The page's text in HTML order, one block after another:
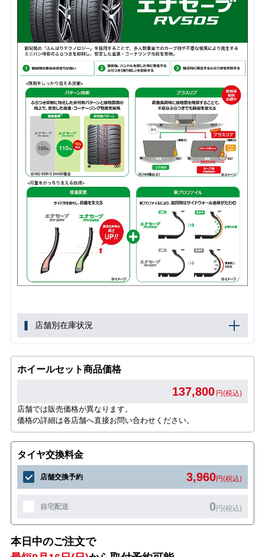
店舗別在庫状況
ホイールセット商品価格
137,800 円(税込)
店舗では販売価格が異なります。
価格の詳細は各店舗へ直接お問い合わせください。
タイヤ交換料金
店舗交換予約 3,960円(税込)
自宅配送 0円(税込)
本日中のご注文で